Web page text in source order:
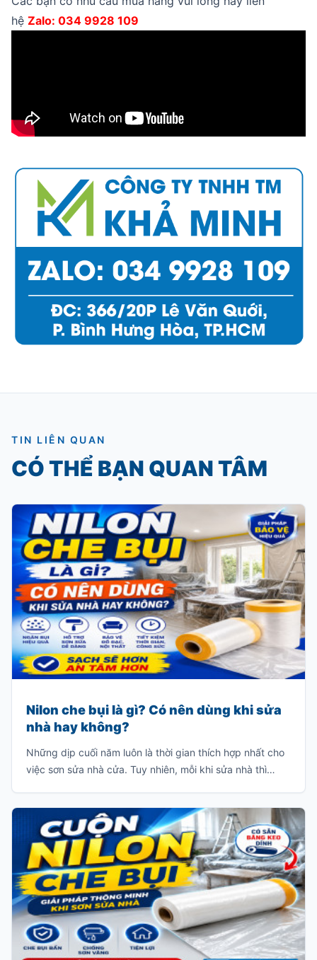
hệ Zalo: 034 9928 109
TIN LIÊN QUAN
CÓ THỂ BẠN QUAN TÂM
Nilon che bụi là gì? Có nên dùng khi sửa
nhà hay không?
Những dịp cuối năm luôn là thời gian thích hợp nhất cho
việc sơn sửa nhà cửa. Tuy nhiên, mỗi khi sửa nhà thì
v.v…